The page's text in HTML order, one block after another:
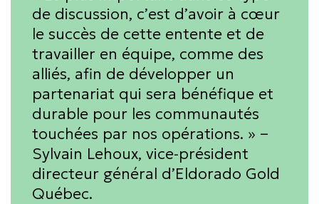
de discussion, c’est d’avoir à cœur
le succès de cette entente et de
travailler en équipe, comme des
alliés, afin de développer un
partenariat qui sera bénéfique et
durable pour les communautés
touchées par nos opérations. » –
Sylvain Lehoux, vice-président
directeur général d’Eldorado Gold
Québec.